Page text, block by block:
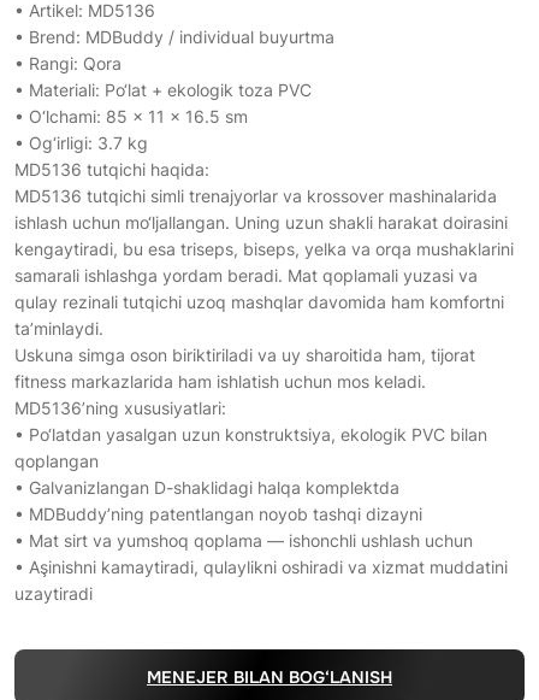
• Artikel: MD5136
• Brend: MDBuddy / individual buyurtma
• Rangi: Qora
• Materiali: Po‘lat + ekologik toza PVC
• O‘lchami: 85 × 11 × 16.5 sm
• Og‘irligi: 3.7 kg
MD5136 tutqichi haqida:
MD5136 tutqichi simli trenajyorlar va krossover mashinalarida
ishlash uchun mo‘ljallangan. Uning uzun shakli harakat doirasini
kengaytiradi, bu esa triseps, biseps, yelka va orqa mushaklarini
samarali ishlashga yordam beradi. Mat qoplamali yuzasi va
qulay rezinali tutqichi uzoq mashqlar davomida ham komfortni
ta’minlaydi.
Uskuna simga oson biriktiriladi va uy sharoitida ham, tijorat
fitness markazlarida ham ishlatish uchun mos keladi.
MD5136’ning xususiyatlari:
• Po‘latdan yasalgan uzun konstruktsiya, ekologik PVC bilan
qoplangan
• Galvanizlangan D-shaklidagi halqa komplektda
• MDBuddy’ning patentlangan noyob tashqi dizayni
• Mat sirt va yumshoq qoplama — ishonchli ushlash uchun
• Aşinishni kamaytiradi, qulaylikni oshiradi va xizmat muddatini
uzaytiradi
MENEJER BILAN BOG‘LANISH